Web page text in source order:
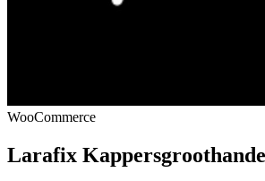
WooCommerce
Larafix